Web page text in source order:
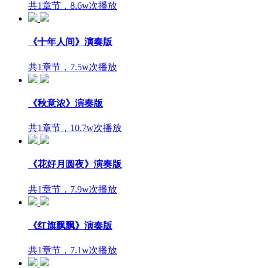
共1章节，8.6w次播放
《十年人间》演奏版
共1章节，7.5w次播放
《秋意浓》演奏版
共1章节，10.7w次播放
《花好月圆夜》演奏版
共1章节，7.9w次播放
《红旗飘飘》演奏版
共1章节，7.1w次播放